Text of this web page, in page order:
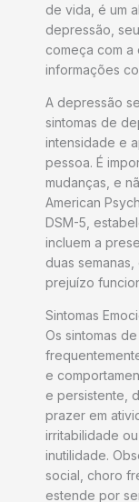
de vida, é um
depressão,
começa com
informações
A depressão
sintomas de
intensidade e
pessoa. É
mudanças, e
American
DSM-5,
incluem a
duas
prejuízo
Sintomas
Os sintomas
e
e persistente,
prazer em
irritabilidade
inutilidade.
social, choro
estende por